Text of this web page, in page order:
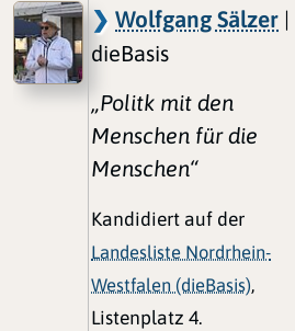
Wolfgang Sälzer |
dieBasis
„Politk mit den
Menschen für die
Menschen“
Kandidiert auf der
Landesliste Nordrhein-
Westfalen (dieBasis),
Listenplatz 4.